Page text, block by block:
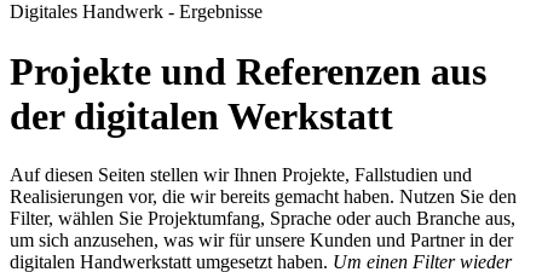
Digitales Handwerk - Ergebnisse
Projekte und Referenzen aus
der digitalen Werkstatt
Auf diesen Seiten stellen wir Ihnen Projekte, Fallstudien und
Realisierungen vor, die wir bereits gemacht haben. Nutzen Sie den
Filter, wählen Sie Projektumfang, Sprache oder auch Branche aus,
um sich anzusehen, was wir für unsere Kunden und Partner in der
digitalen Handwerkstatt umgesetzt haben. Um einen Filter wieder